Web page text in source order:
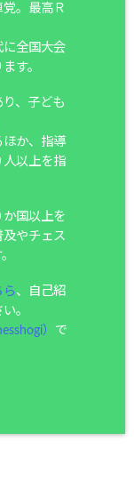
。最高Ｒ
に全国大会
す。
、子ども
ほか、指導
人以上を指
か国以上を
やチェス
ら 、自己紹
。
） で